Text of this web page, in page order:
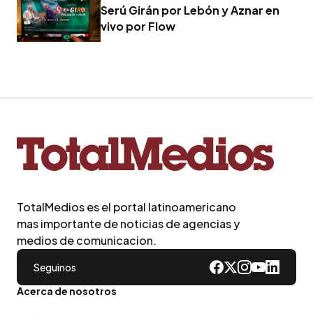
Serú Girán por Lebón y Aznar en
vivo por Flow
TotalMedios es el portal latinoamericano
mas importante de noticias de agencias y
medios de comunicacion.
Seguinos
Acerca de nosotros